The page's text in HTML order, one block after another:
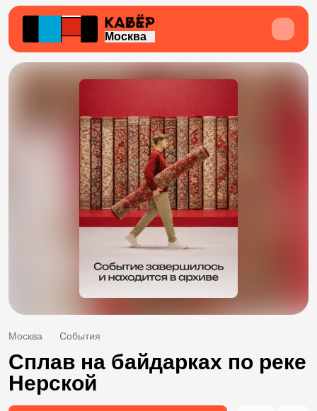
Москва
Москва События
Сплав на байдарках по реке
Нерской